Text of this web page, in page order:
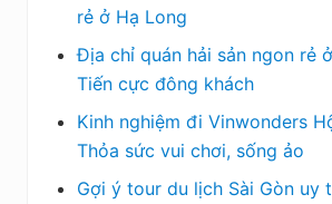
rẻ ở Hạ Long
Địa chỉ quán hải sản ngon rẻ
Tiến cực đông khách
Kinh nghiệm đi Vinwonders
Thỏa sức vui chơi, sống ảo
Gợi ý tour du lịch Sài Gòn uy